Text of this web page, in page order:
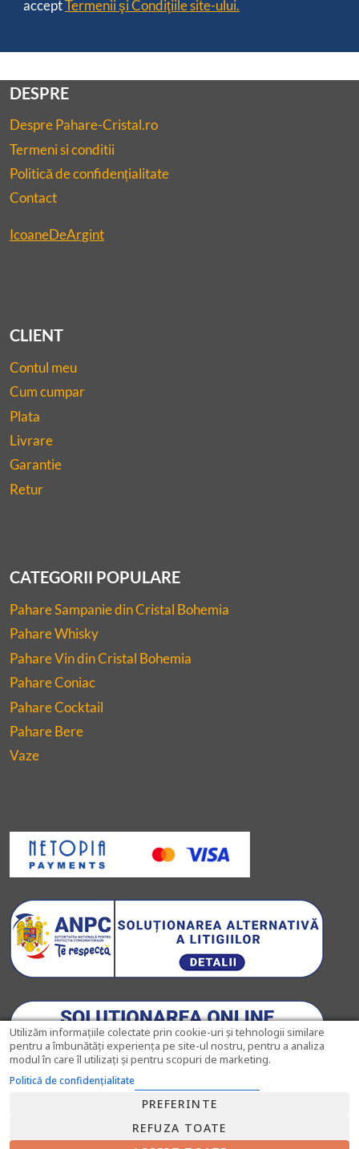
acceptTermenii şi Condiţiile site-ului.
DESPRE
Despre Pahare-Cristal.ro
Termeni si conditii
Politică de confidențialitate
Contact
IcoaneDeArgint
CLIENT
Contul meu
Cum cumpar
Plata
Livrare
Garantie
Retur
CATEGORII POPULARE
Pahare Sampanie din Cristal Bohemia
Pahare Whisky
Pahare Vin din Cristal Bohemia
Pahare Coniac
Pahare Cocktail
Pahare Bere
Vaze
© 2026Pahare-Cristal.ro
Utilizăm informațiile colectate prin cookie-uri și tehnologii similare
pentru a îmbunătăți experiența pe site-ul nostru, pentru a analiza
modul în care îl utilizați și pentru scopuri de marketing.
Politică de confidențialitate
PREFERINTE
REFUZA TOATE